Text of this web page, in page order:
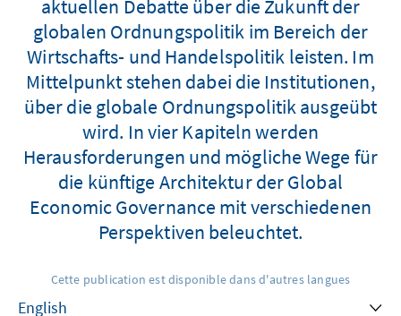
aktuellen Debatte über die Zukunft der
globalen Ordnungspolitik im Bereich der
Wirtschafts- und Handelspolitik leisten. Im
Mittelpunkt stehen dabei die Institutionen,
über die globale Ordnungspolitik ausgeübt
wird. In vier Kapiteln werden
Herausforderungen und mögliche Wege für
die künftige Architektur der Global
Economic Governance mit verschiedenen
Perspektiven beleuchtet.
Cette publication est disponible dans d'autres langues